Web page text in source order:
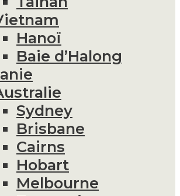
Hanoï
Baie d’Halong
Sydney
Brisbane
Cairns
Hobart
Melbourne